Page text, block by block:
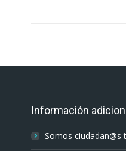
Información
Somos ciudadan@s